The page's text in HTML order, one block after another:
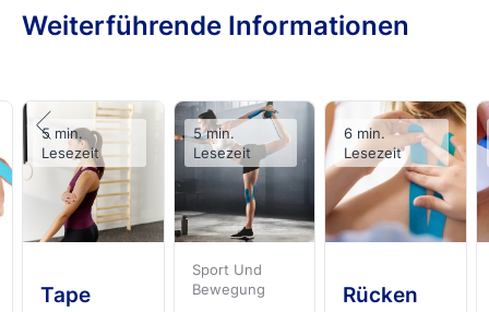
Weiterführende Informationen
Tape
5 min.
Lesezeit
Sport Und
Bewegung
5 min.
Lesezeit
Rücken
6 min.
Lesezeit